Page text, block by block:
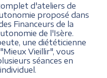
d'ateliers de
proposé dans
Financeurs de la
de l'Isère.
une diététicienne
Vieillir", vous
séances en